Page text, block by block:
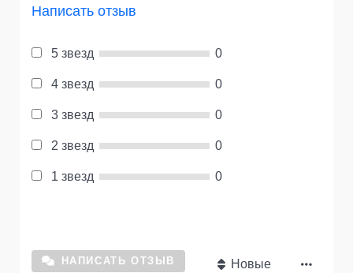
Написать отзыв
5 звезд 0
4 звезд 0
3 звезд 0
2 звезд 0
1 звезд 0
НАПИСАТЬ ОТЗЫВ Новые